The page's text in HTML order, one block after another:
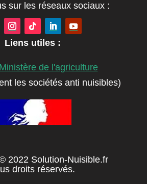
sur les réseaux sociaux :
Liens utiles :
de l'agriculture
les sociétés anti nuisibles)
2022 Solution-Nuisible.fr
droits réservés.